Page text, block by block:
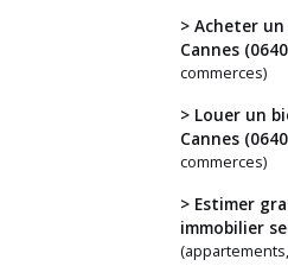
> Acheter
Cannes
commerces)
> Louer un
Cannes
commerces)
> Estimer
immobilier